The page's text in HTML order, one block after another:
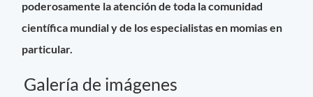
poderosamente la atención de toda la comunidad
científica mundial y de los especialistas en momias en
particular.
Galería de imágenes